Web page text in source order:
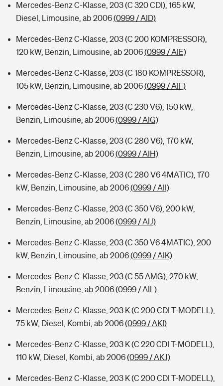
Mercedes-Benz C-Klasse, 203 (C 320 CDI), 165 kW,
Diesel, Limousine, ab 2006(0999 / AID)
Mercedes-Benz C-Klasse, 203 (C 200 KOMPRESSOR),
120 kW, Benzin, Limousine, ab 2006(0999 / AIE)
Mercedes-Benz C-Klasse, 203 (C 180 KOMPRESSOR),
105 kW, Benzin, Limousine, ab 2006(0999 / AIF)
Mercedes-Benz C-Klasse, 203 (C 230 V6), 150 kW,
Benzin, Limousine, ab 2006(0999 / AIG)
Mercedes-Benz C-Klasse, 203 (C 280 V6), 170 kW,
Benzin, Limousine, ab 2006(0999 / AIH)
Mercedes-Benz C-Klasse, 203 (C 280 V6 4MATIC), 170
kW, Benzin, Limousine, ab 2006(0999 / AII)
Mercedes-Benz C-Klasse, 203 (C 350 V6), 200 kW,
Benzin, Limousine, ab 2006(0999 / AIJ)
Mercedes-Benz C-Klasse, 203 (C 350 V6 4MATIC), 200
kW, Benzin, Limousine, ab 2006(0999 / AIK)
Mercedes-Benz C-Klasse, 203 (C 55 AMG), 270 kW,
Benzin, Limousine, ab 2006(0999 / AIL)
Mercedes-Benz C-Klasse, 203 K (C 200 CDI T-MODELL),
75 kW, Diesel, Kombi, ab 2006(0999 / AKI)
Mercedes-Benz C-Klasse, 203 K (C 220 CDI T-MODELL),
110 kW, Diesel, Kombi, ab 2006(0999 / AKJ)
Mercedes-Benz C-Klasse, 203 K (C 200 CDI T-MODELL),